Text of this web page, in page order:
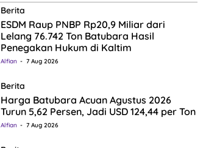
Berita
ESDM Raup PNBP Rp20,9 Miliar dari
Lelang 76.742 Ton Batubara Hasil
Penegakan Hukum di Kaltim
Alfian 7 Aug 2026
Berita
Harga Batubara Acuan Agustus 2026
Turun 5,62 Persen, Jadi USD 124,44 per Ton
Alfian 7 Aug 2026